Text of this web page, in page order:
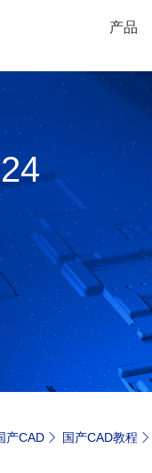
产品
产CAD 国产CAD教程